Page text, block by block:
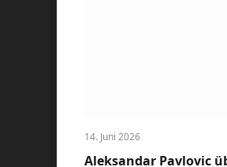
14. Juni 2026
Aleksandar Pavlovic